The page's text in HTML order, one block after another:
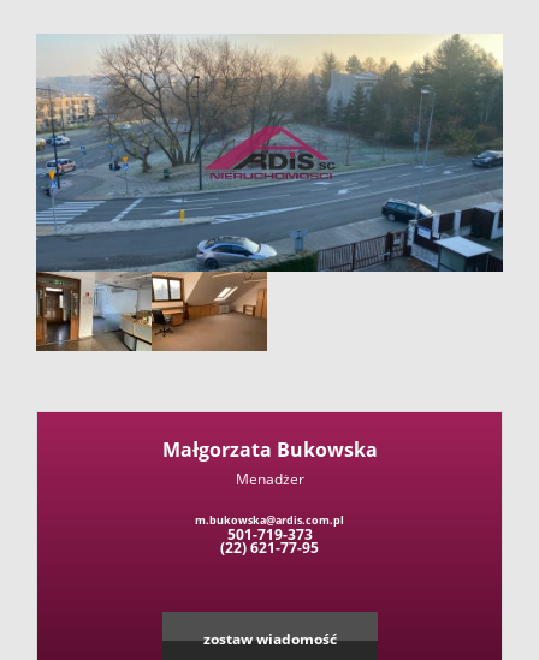
Małgorzata Bukowska
Menadżer
m.bukowska@ardis.com.pl
501-719-373
(22) 621-77-95
zostaw wiadomość